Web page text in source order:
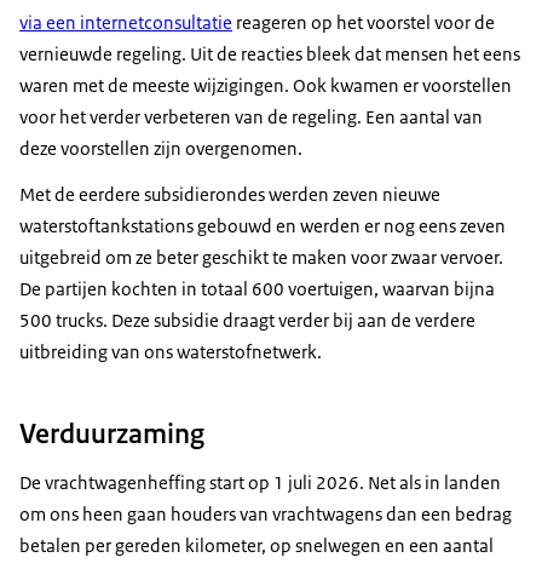
via een internetconsultatie reageren op het voorstel voor de
vernieuwde regeling. Uit de reacties bleek dat mensen het eens
waren met de meeste wijzigingen. Ook kwamen er voorstellen
voor het verder verbeteren van de regeling. Een aantal van
deze voorstellen zijn overgenomen.
Met de eerdere subsidierondes werden zeven nieuwe
waterstoftankstations gebouwd en werden er nog eens zeven
uitgebreid om ze beter geschikt te maken voor zwaar vervoer.
De partijen kochten in totaal 600 voertuigen, waarvan bijna
500 trucks. Deze subsidie draagt verder bij aan de verdere
uitbreiding van ons waterstofnetwerk.
Verduurzaming
De vrachtwagenheffing start op 1 juli 2026. Net als in landen
om ons heen gaan houders van vrachtwagens dan een bedrag
betalen per gereden kilometer, op snelwegen en een aantal